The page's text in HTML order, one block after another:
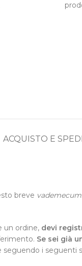
ACQUISTO E
breve
un ordine, devi
Se sei già
i seguenti